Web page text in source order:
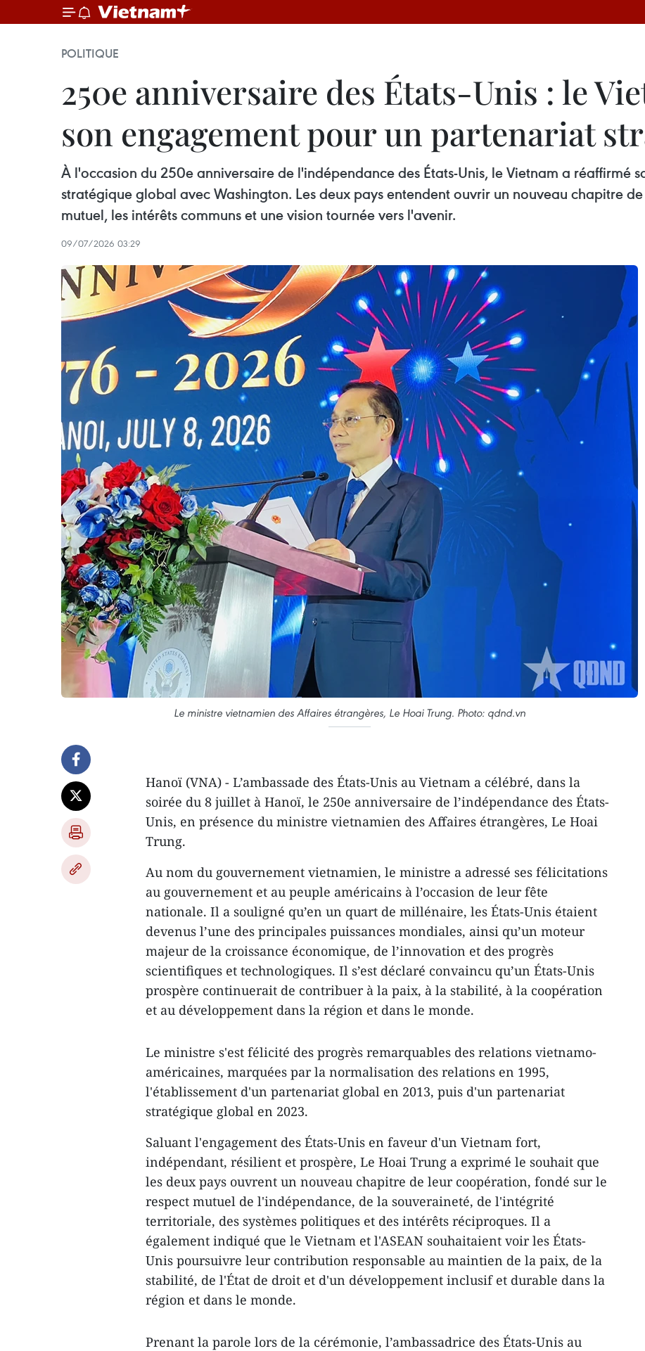
POLITIQUE
250e anniversaire des États-Unis : le
son engagement pour un partenariat
À l'occasion du 250e anniversaire de l'indépendance des États-Unis, le Vietnam a réaffirmé
stratégique global avec Washington. Les deux pays entendent ouvrir un nouveau chapitre
mutuel, les intérêts communs et une vision tournée vers l'avenir.
09/07/2026 03:29
Le ministre vietnamien des Affaires étrangères, Le Hoai Trung. Photo: qdnd.vn
Hanoï (VNA) - L’ambassade des États-Unis au Vietnam a célébré, dans la
soirée du 8 juillet à Hanoï, le 250e anniversaire de l’indépendance des États-
Unis, en présence du ministre vietnamien des Affaires étrangères, Le Hoai
Trung.
Au nom du gouvernement vietnamien, le ministre a adressé ses félicitations
au gouvernement et au peuple américains à l’occasion de leur fête
nationale. Il a souligné qu’en un quart de millénaire, les États-Unis étaient
devenus l’une des principales puissances mondiales, ainsi qu’un moteur
majeur de la croissance économique, de l’innovation et des progrès
scientifiques et technologiques. Il s’est déclaré convaincu qu’un États-Unis
prospère continuerait de contribuer à la paix, à la stabilité, à la coopération
et au développement dans la région et dans le monde.
Le ministre s'est félicité des progrès remarquables des relations vietnamo-
américaines, marquées par la normalisation des relations en 1995,
l'établissement d'un partenariat global en 2013, puis d'un partenariat
stratégique global en 2023.
Saluant l'engagement des États-Unis en faveur d'un Vietnam fort,
indépendant, résilient et prospère, Le Hoai Trung a exprimé le souhait que
les deux pays ouvrent un nouveau chapitre de leur coopération, fondé sur le
respect mutuel de l'indépendance, de la souveraineté, de l'intégrité
territoriale, des systèmes politiques et des intérêts réciproques. Il a
également indiqué que le Vietnam et l'ASEAN souhaitaient voir les États-
Unis poursuivre leur contribution responsable au maintien de la paix, de la
stabilité, de l'État de droit et d'un développement inclusif et durable dans la
région et dans le monde.
Prenant la parole lors de la cérémonie, l’ambassadrice des États-Unis au